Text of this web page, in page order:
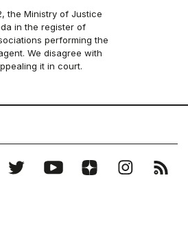
the Ministry of Justice
in the register of
performing the
We disagree with
it in court.